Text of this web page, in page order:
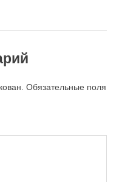
Обязательные поля